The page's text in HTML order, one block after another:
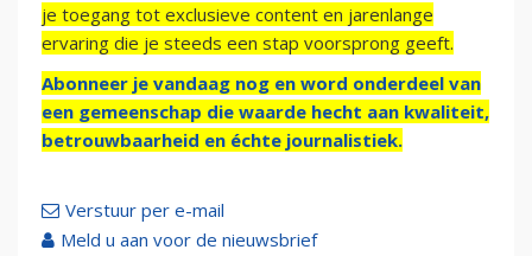
je toegang tot exclusieve content en jarenlange
ervaring die je steeds een stap voorsprong geeft.
Abonneer je vandaag nog en word onderdeel van
een gemeenschap die waarde hecht aan kwaliteit,
betrouwbaarheid en échte journalistiek.
Verstuur per e-mail
Meld u aan voor de nieuwsbrief